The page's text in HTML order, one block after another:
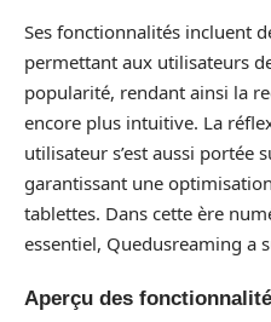
Ses fonctionnalités incluent
permettant aux utilisateurs
popularité, rendant ainsi la
encore plus intuitive. La
utilisateur s’est aussi portée
garantissant une
tablettes. Dans cette ère
essentiel, Quedusreaming a
Aperçu des